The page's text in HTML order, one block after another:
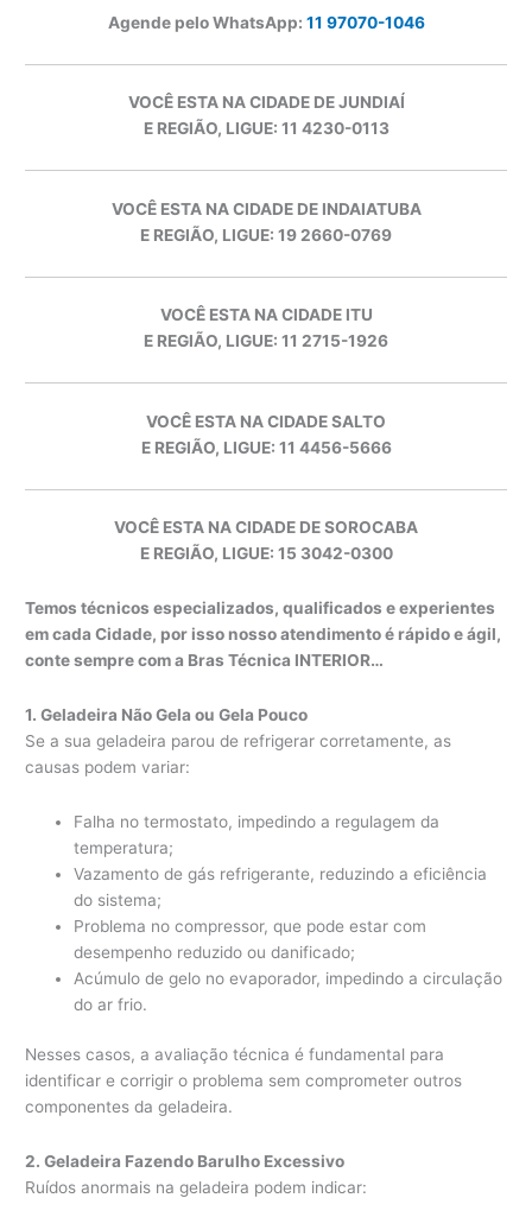
Agende pelo WhatsApp: 11 97070-1046
VOCÊ ESTA NA CIDADE DE JUNDIAÍ
E REGIÃO, LIGUE: 11 4230-0113
VOCÊ ESTA NA CIDADE DE INDAIATUBA
E REGIÃO, LIGUE: 19 2660-0769
VOCÊ ESTA NA CIDADE ITU
E REGIÃO, LIGUE: 11 2715-1926
VOCÊ ESTA NA CIDADE SALTO
E REGIÃO, LIGUE: 11 4456-5666
VOCÊ ESTA NA CIDADE DE SOROCABA
E REGIÃO, LIGUE: 15 3042-0300
Temos técnicos especializados, qualificados e experientes
em cada Cidade, por isso nosso atendimento é rápido e ágil,
conte sempre com a Bras Técnica INTERIOR…
1. Geladeira Não Gela ou Gela Pouco
Se a sua geladeira parou de refrigerar corretamente, as
causas podem variar:
Falha no termostato, impedindo a regulagem da
temperatura;
Vazamento de gás refrigerante, reduzindo a eficiência
do sistema;
Problema no compressor, que pode estar com
desempenho reduzido ou danificado;
Acúmulo de gelo no evaporador, impedindo a circulação
do ar frio.
Nesses casos, a avaliação técnica é fundamental para
identificar e corrigir o problema sem comprometer outros
componentes da geladeira.
2. Geladeira Fazendo Barulho Excessivo
Ruídos anormais na geladeira podem indicar: